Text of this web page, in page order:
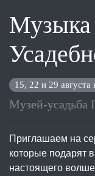
Музыка
15, 22 и 29 августа
Музей-усадьба
Приглашаем на
которые подарят
настоящего